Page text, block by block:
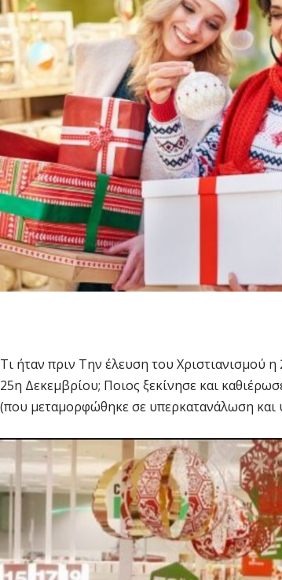
Τι ήταν πριν Την έλευση του Χριστιανισμού
25η Δεκεμβρίου; Ποιος ξεκίνησε και
(που μεταμορφώθηκε σε υπερκατανάλωση και